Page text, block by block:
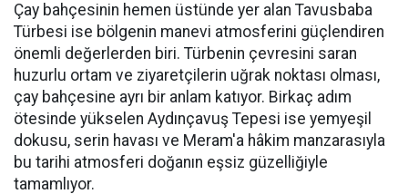
Çay bahçesinin hemen üstünde yer alan Tavusbaba
Türbesi ise bölgenin manevi atmosferini güçlendiren
önemli değerlerden biri. Türbenin çevresini saran
huzurlu ortam ve ziyaretçilerin uğrak noktası olması,
çay bahçesine ayrı bir anlam katıyor. Birkaç adım
ötesinde yükselen Aydınçavuş Tepesi ise yemyeşil
dokusu, serin havası ve Meram'a hâkim manzarasıyla
bu tarihi atmosferi doğanın eşsiz güzelliğiyle
tamamlıyor.